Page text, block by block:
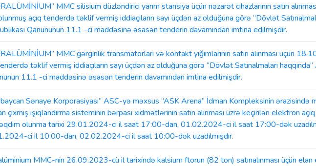
MMC silisium düzləndirici yarım stansiya üçün nəzarət cihazlarının satın
açıq tenderdə təklif vermiş iddiaçıların sayı üçdən az olduğuna görə “Dövlət
Qanununun 11.1 -ci maddəsinə əsasən tenderin davamından imtina edilmişdir.
MMC gərginlik transmatorları və kontakt yığımlarının satın alınması üçün
təklif vermiş iddiaçıların sayı üçdən az olduğuna görə “Dövlət Satınalmaları
11.1 -ci maddəsinə əsasən tenderin davamından imtina edilmişdir.
Sənaye Korporasiyası” ASC-yə məxsus “ASK Arena” İdman Kompleksinin ərazisində
çıxmış işıqlandırma sisteminin bərpası xidmətlərinin satın alınması üzrə keçirilən elektron
olunma tarixi 29.01.2024-ci il saat 17:00-dan, 01.02.2024-ci il saat 17:00-dək
ci il 10:00-dan, 02.02.2024-ci il saat 10:00-dək uzadılmışdır.
MMC-nin 26.09.2023-cü il tarixində kalsium ftorun (82 ton) satınalınması üçün